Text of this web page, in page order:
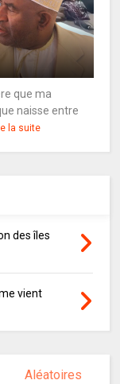
que ma
naisse entre
la suite
des îles
vient
Aléatoires